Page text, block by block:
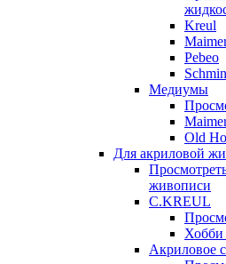
Kreul
Pebeo
Медиумы
Old
Для акриловой
живописи
C.KREUL
Акриловое